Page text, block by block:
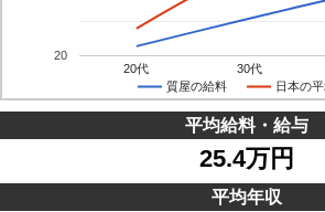
質屋の給料 日本の
20代 30代
20
平均給料・給与
25.4万円
平均年収